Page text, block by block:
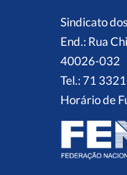
Sindicato
End.: Rua
40026-032
Tel.: 71
Horário de